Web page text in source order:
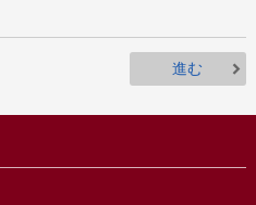
進む